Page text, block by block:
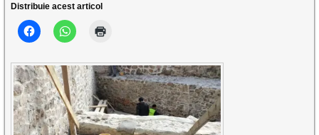
Distribuie acest articol